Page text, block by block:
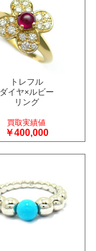
トレフル
ダイヤ×ルビー
リング
買取実績値
￥400,000